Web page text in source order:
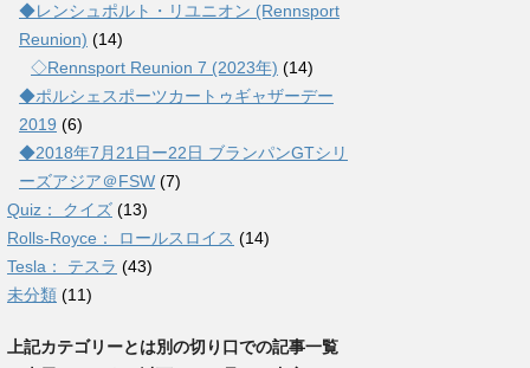
◆レンシュポルト・リユニオン (Rennsport
Reunion) (14)
◇Rennsport Reunion 7 (2023年) (14)
◆ポルシェスポーツカートゥギャザーデー
2019 (6)
◆2018年7月21日ー22日 ブランパンGTシリ
ーズアジア＠FSW (7)
Quiz： クイズ (13)
Rolls-Royce： ロールスロイス (14)
Tesla： テスラ (43)
未分類 (11)
上記カテゴリーとは別の切り口での記事一覧